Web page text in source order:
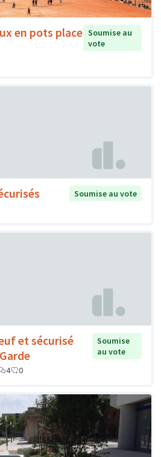
en pots place Soumise au
vote
Soumise au vote
et sécurisé
Soumise
au vote
4 0